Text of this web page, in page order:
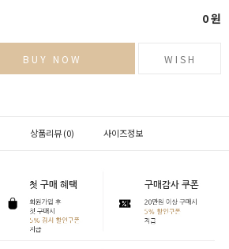
0원
BUY NOW WISH
상품리뷰 (0) 사이즈정보